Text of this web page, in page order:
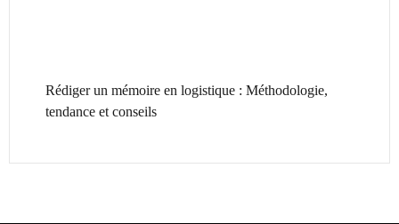
Rédiger un mémoire en logistique : Méthodologie,
tendance et conseils